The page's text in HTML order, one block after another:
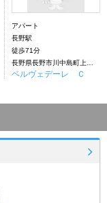
アパート
長野駅
徒歩71分
ベルヴェデーレ Ｃ